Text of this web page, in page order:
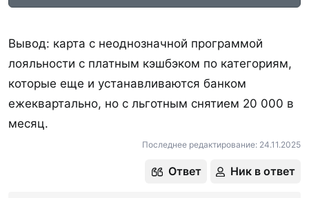
Вывод: карта с неоднозначной программой
лояльности с платным кэшбэком по категориям,
которые еще и устанавливаются банком
ежеквартально, но с льготным снятием 20 000 в
месяц.
Последнее редактирование: 24.11.2025
Ответ Ник в ответ